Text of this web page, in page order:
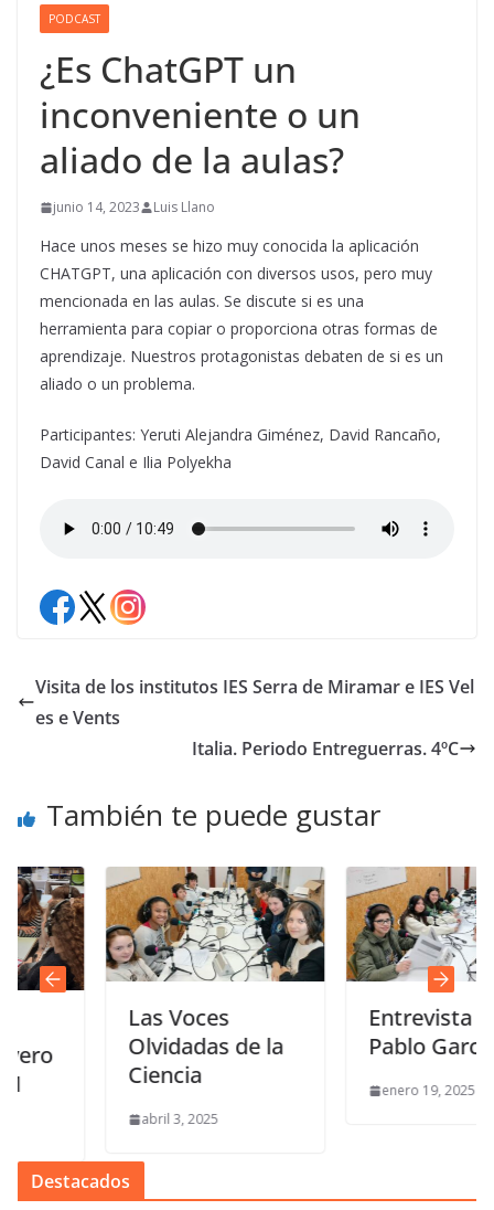
PODCAST
¿Es ChatGPT un
inconveniente o un
aliado de la aulas?
junio 14, 2023 Luis Llano
Hace unos meses se hizo muy conocida la aplicación
CHATGPT, una aplicación con diversos usos, pero muy
mencionada en las aulas. Se discute si es una
herramienta para copiar o proporciona otras formas de
aprendizaje. Nuestros protagonistas debaten de si es un
aliado o un problema.
Participantes: Yeruti Alejandra Giménez, David Rancaño,
David Canal e Ilia Polyekha
Visita de los institutos IES Serra de Miramar e IES Vel
es e Vents
Italia. Periodo Entreguerras. 4ºC
También te puede gustar
Las Voces
Olvidadas de la
Ciencia
abril 3, 2025
Entrevista a
Pablo García
enero 19, 2025
Destacados